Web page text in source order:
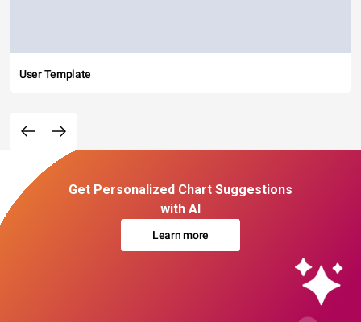
User Template
Get Personalized Chart Suggestions
with AI
Learn more